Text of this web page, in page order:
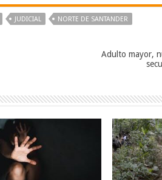
JUDICIAL NORTE DE SANTANDER
Adulto mayor,